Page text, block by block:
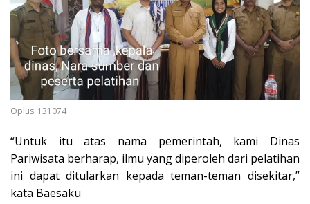
Oplus_131074
“Untuk itu atas nama pemerintah, kami Dinas
Pariwisata berharap, ilmu yang diperoleh dari pelatihan
ini dapat ditularkan kepada teman-teman disekitar,”
kata Baesaku